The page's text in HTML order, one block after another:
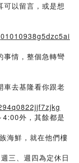
可以留言，或是想
事情，整個急轉彎
車去基隆看你跟老
外，其餘都是
海鮮，就在他們樓
三、週四為定休日